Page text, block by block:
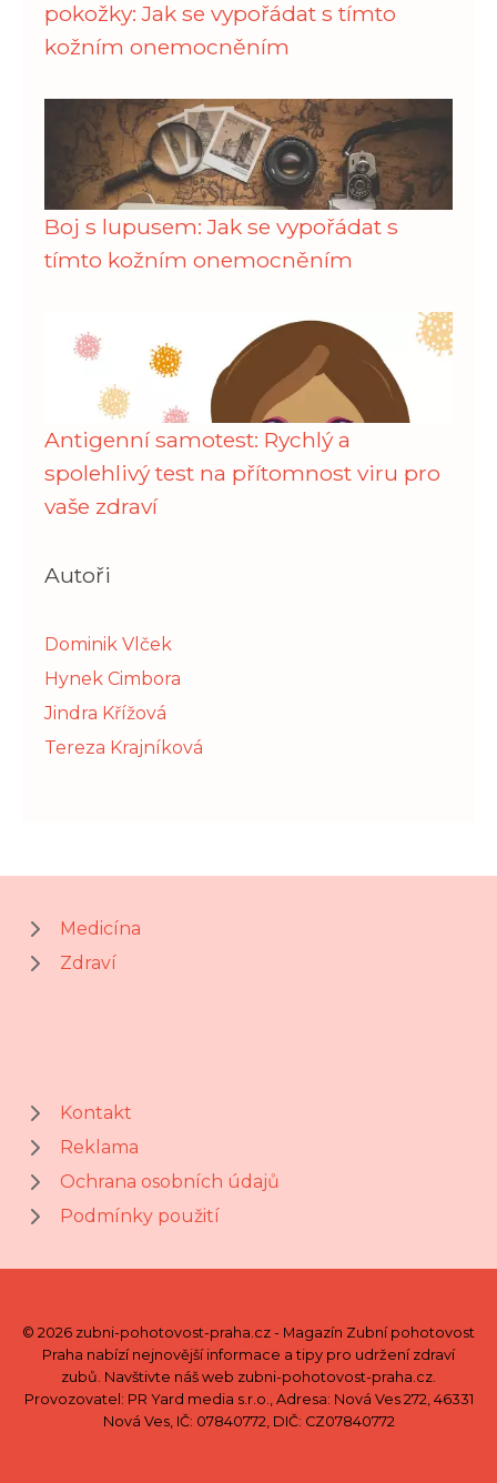
pokožky: Jak se vypořádat s tímto
kožním onemocněním
Boj s lupusem: Jak se vypořádat s
tímto kožním onemocněním
Antigenní samotest: Rychlý a
spolehlivý test na přítomnost viru pro
vaše zdraví
Autoři
Dominik Vlček
Hynek Cimbora
Jindra Křížová
Tereza Krajníková
Medicína
Zdraví
Kontakt
Reklama
Ochrana osobních údajů
Podmínky použití
© 2026 zubni-pohotovost-praha.cz - Magazín Zubní pohotovost
Praha nabízí nejnovější informace a tipy pro udržení zdraví
zubů. Navštivte náš web zubni-pohotovost-praha.cz.
Provozovatel: PR Yard media s.r.o., Adresa: Nová Ves 272, 46331
Nová Ves, IČ: 07840772, DIČ: CZ07840772